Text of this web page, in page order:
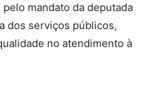
mandato da deputada
dos serviços públicos,
no atendimento à